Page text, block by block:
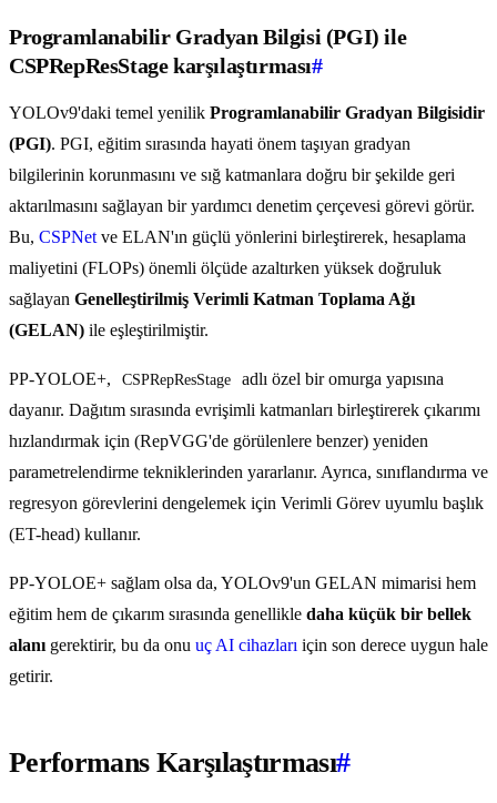
Programlanabilir Gradyan Bilgisi (PGI) ile
CSPRepResStage karşılaştırması#
YOLOv9'daki temel yenilik Programlanabilir Gradyan Bilgisidir
(PGI). PGI, eğitim sırasında hayati önem taşıyan gradyan
bilgilerinin korunmasını ve sığ katmanlara doğru bir şekilde geri
aktarılmasını sağlayan bir yardımcı denetim çerçevesi görevi görür.
Bu, CSPNet ve ELAN'ın güçlü yönlerini birleştirerek, hesaplama
maliyetini (FLOPs) önemli ölçüde azaltırken yüksek doğruluk
sağlayan Genelleştirilmiş Verimli Katman Toplama Ağı
(GELAN) ile eşleştirilmiştir.
PP-YOLOE+, CSPRepResStage
adlı özel bir omurga yapısına
dayanır. Dağıtım sırasında evrişimli katmanları birleştirerek çıkarımı
hızlandırmak için (RepVGG'de görülenlere benzer) yeniden
parametrelendirme tekniklerinden yararlanır. Ayrıca, sınıflandırma ve
regresyon görevlerini dengelemek için Verimli Görev uyumlu başlık
(ET-head) kullanır.
PP-YOLOE+ sağlam olsa da, YOLOv9'un GELAN mimarisi hem
eğitim hem de çıkarım sırasında genellikle daha küçük bir bellek
alanı gerektirir, bu da onu uç AI cihazları için son derece uygun hale
getirir.
Performans Karşılaştırması#